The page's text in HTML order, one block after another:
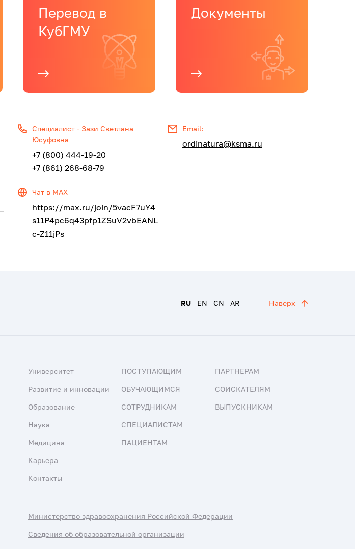
Перевод в
КубГМУ
Документы
Специалист - Зази Светлана
Юсуфовна
+7 (800) 444-19-20
+7 (861) 268-68-79
Email:
ordinatura@ksma.ru
Чат в МАХ
https://max.ru/join/5vacF7uY4
s11P4pc6q43pfp1ZSuV2vbEANL
c-Z11jPs
RU EN CN AR Наверх
Университет
Развитие и инновации
Образование
Наука
Медицина
Карьера
Контакты
ПОСТУПАЮЩИМ
ОБУЧАЮЩИМСЯ
СОТРУДНИКАМ
СПЕЦИАЛИСТАМ
ПАЦИЕНТАМ
ПАРТНЕРАМ
СОИСКАТЕЛЯМ
ВЫПУСКНИКАМ
Министерство здравоохранения Российской Федерации
Сведения об образовательной организации